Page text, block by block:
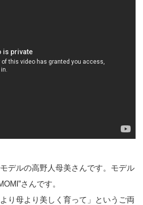
デルの高野人母美さんです。モデル
さんです。
り母より美しく育って」というご両